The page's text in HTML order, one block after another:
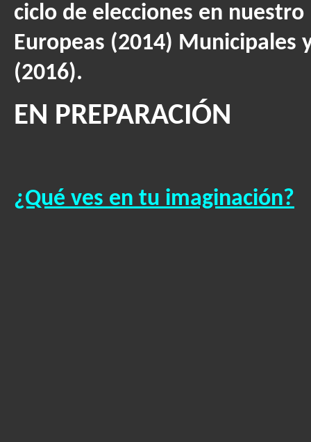
ciclo de elecciones en nuestro
Europeas (2014) Municipales
(2016).
EN PREPARACIÓN
¿Qué ves en tu imaginación?